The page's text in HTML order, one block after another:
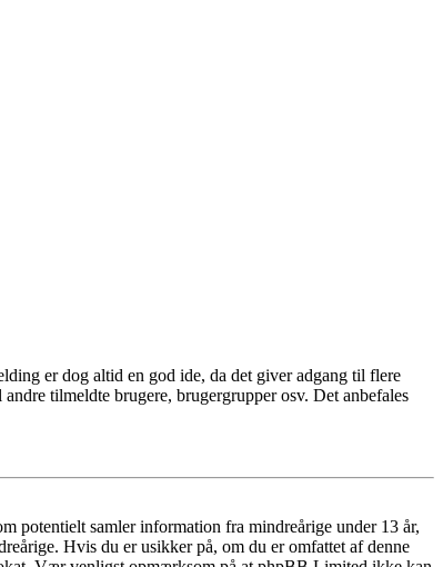
er dog altid en god ide, da det giver adgang til flere
tilmeldte brugere, brugergrupper osv. Det anbefales
potentielt samler information fra mindreårige under 13 år,
Hvis du er usikker på, om du er omfattet af denne